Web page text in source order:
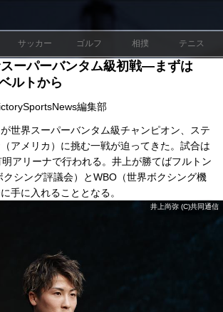
サッカー ゴルフ 相撲 テニス
ーパーバンタム級初戦―まずは
ルトから
編集部
世界スーパーバンタム級チャンピオン、ステ
アメリカ）に挑む一戦が迫ってきた。試合は
アリーナで行われる。井上が勝てばフルトン
シング評議会）とWBO（世界ボクシング機
手に入れることとなる。
井上尚弥 (C)共同通信